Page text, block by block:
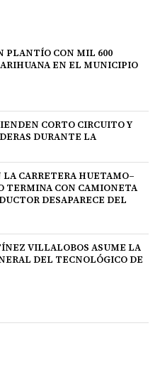
PLANTÍO CON MIL 600
EN EL MUNICIPIO
CORTO CIRCUITO Y
DURANTE LA
CARRETERA HUETAMO–
TERMINA CON CAMIONETA
DESAPARECE DEL
VILLALOBOS ASUME LA
DEL TECNOLÓGICO DE